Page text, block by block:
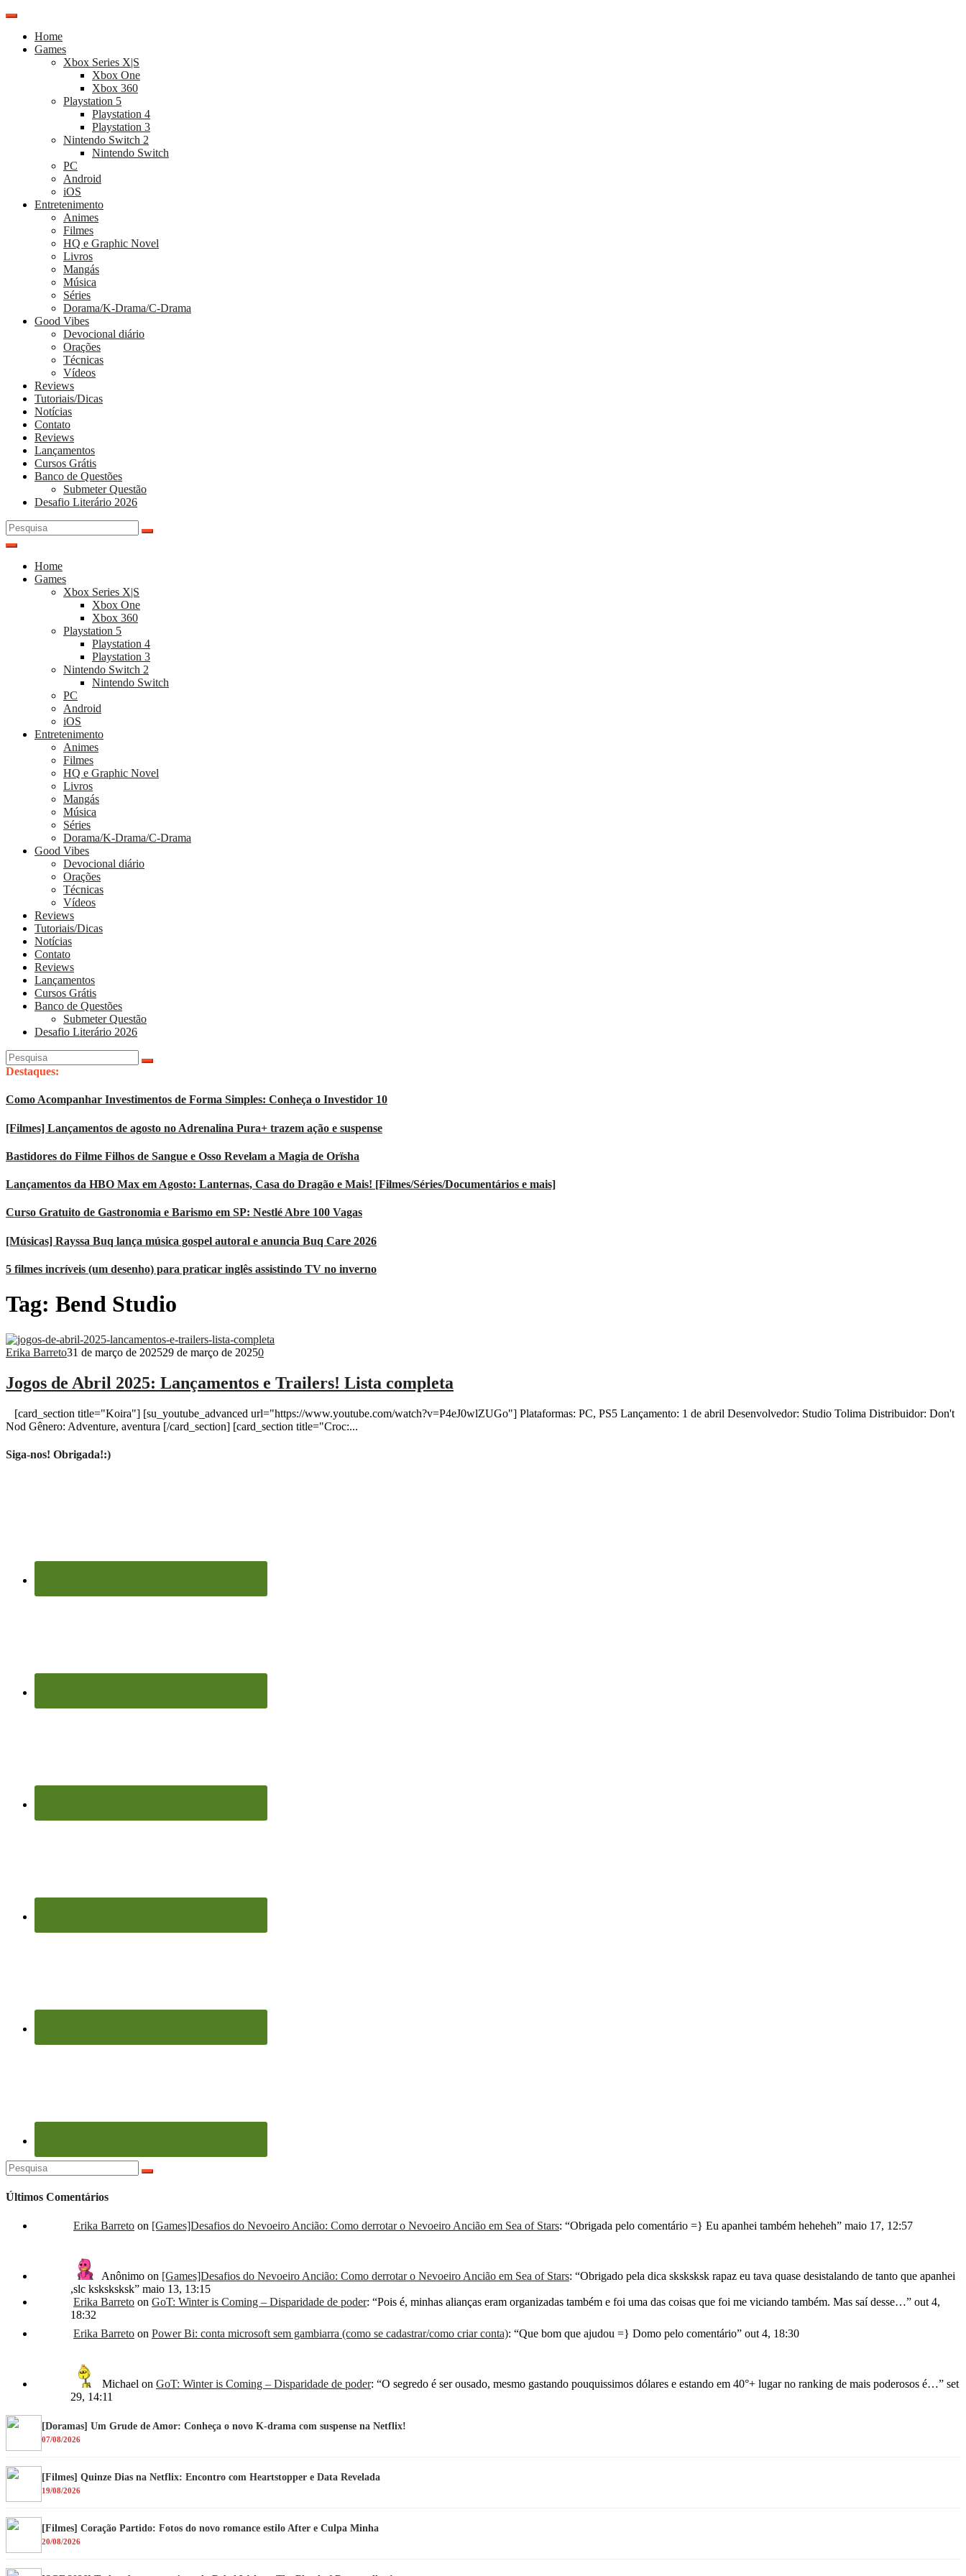
Pular
conteúdo
Home
Games
Xbox Series X|S
Xbox One
Xbox 360
Playstation 5
Playstation 4
Playstation 3
Nintendo Switch 2
Nintendo Switch
PC
Android
iOS
Entretenimento
Animes
Filmes
HQ e Graphic Novel
Livros
Mangás
Música
Séries
Dorama/K-Drama/C-Drama
Good Vibes
Devocional diário
Orações
Técnicas
Vídeos
Reviews
Tutoriais/Dicas
Notícias
Contato
Reviews
Lançamentos
Cursos Grátis
Banco de Questões
Submeter Questão
Desafio Literário 2026
Pesquisar
por:
Home
Games
Xbox Series X|S
Xbox One
Xbox 360
Playstation 5
Playstation 4
Playstation 3
Nintendo Switch 2
Nintendo Switch
PC
Android
iOS
Entretenimento
Animes
Filmes
HQ e Graphic Novel
Livros
Mangás
Música
Séries
Dorama/K-Drama/C-Drama
Good Vibes
Devocional diário
Orações
Técnicas
Vídeos
Reviews
Tutoriais/Dicas
Notícias
Contato
Reviews
Lançamentos
Cursos Grátis
Banco de Questões
Submeter Questão
Desafio Literário 2026
Pesquisar
por:
Destaques:
Como Acompanhar Investimentos de Forma Simples: Conheça o Investidor 10
[Filmes] Lançamentos de agosto no Adrenalina Pura+ trazem ação e suspense
Bastidores do Filme Filhos de Sangue e Osso Revelam a Magia de Orïsha
Lançamentos da HBO Max em Agosto: Lanternas, Casa do Dragão e Mais! [Filmes/Séries/Documentários e mais]
Curso Gratuito de Gastronomia e Barismo em SP: Nestlé Abre 100 Vagas
[Músicas] Rayssa Buq lança música gospel autoral e anuncia Buq Care 2026
5 filmes incríveis (um desenho) para praticar inglês assistindo TV no inverno
Tag: Bend Studio
Erika Barreto31 de março de 202529 de março de 20250
Jogos de Abril 2025: Lançamentos e Trailers! Lista completa
[card_section title="Koira"] [su_youtube_advanced url="https://www.youtube.com/watch?v=P4eJ0wlZUGo"] Plataformas: PC, PS5 Lançamento: 1 de abril Desenvolvedor: Studio Tolima Distribuidor: Don't
Nod Gênero: Adventure, aventura [/card_section] [card_section title="Croc:...
Siga-nos! Obrigada!:)
Pesquisar
por:
Últimos Comentários
Erika Barreto on [Games]Desafios do Nevoeiro Ancião: Como derrotar o Nevoeiro Ancião em Sea of Stars: “Obrigada pelo comentário =} Eu apanhei também heheheh” maio 17, 12:57
Anônimo on [Games]Desafios do Nevoeiro Ancião: Como derrotar o Nevoeiro Ancião em Sea of Stars: “Obrigado pela dica sksksksk rapaz eu tava quase desistalando de tanto que apanhei
,slc ksksksksk” maio 13, 13:15
Erika Barreto on GoT: Winter is Coming – Disparidade de poder: “Pois é, minhas alianças eram organizadas também e foi uma das coisas que foi me viciando também. Mas saí desse…” out 4,
18:32
Erika Barreto on Power Bi: conta microsoft sem gambiarra (como se cadastrar/como criar conta): “Que bom que ajudou =} Domo pelo comentário” out 4, 18:30
Michael on GoT: Winter is Coming – Disparidade de poder: “O segredo é ser ousado, mesmo gastando pouquissimos dólares e estando em 40°+ lugar no ranking de mais poderosos é…” set
29, 14:11
[Doramas] Um Grude de Amor: Conheça o novo K-drama com suspense na Netflix!
07/08/2026
[Filmes] Quinze Dias na Netflix: Encontro com Heartstopper e Data Revelada
19/08/2026
[Filmes] Coração Partido: Fotos do novo romance estilo After e Culpa Minha
20/08/2026